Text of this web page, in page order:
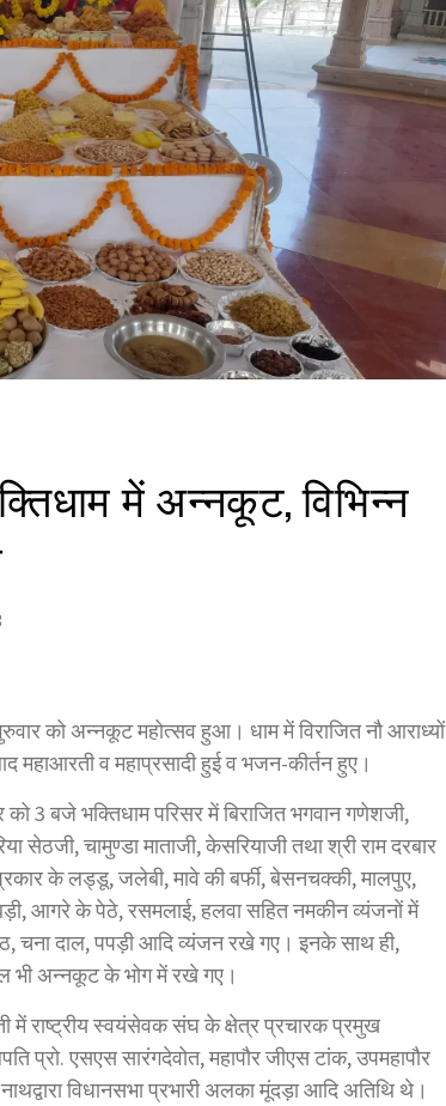
में अन्नकूट, विभिन्न
को अन्नकूट महोत्सव हुआ। धाम में विराजित नौ आराध्यों
महाआरती व महाप्रसादी हुई व भजन-कीर्तन हुए।
3 बजे भक्तिधाम परिसर में बिराजित भगवान गणेशजी,
सेठजी, चामुण्डा माताजी, केसरियाजी तथा श्री राम दरबार
के लड्डू, जलेबी, मावे की बर्फी, बेसनचक्की, मालपुए,
आगरे के पेठे, रसमलाई, हलवा सहित नमकीन व्यंजनों में
चना दाल, पपड़ी आदि व्यंजन रखे गए। इनके साथ ही,
भी अन्नकूट के भोग में रखे गए।
में राष्ट्रीय स्वयंसेवक संघ के क्षेत्र प्रचारक प्रमुख
प्रो. एसएस सारंगदेवोत, महापौर जीएस टांक, उपमहापौर
विधानसभा प्रभारी अलका मूंदड़ा आदि अतिथि थे।